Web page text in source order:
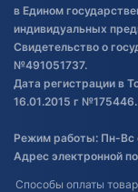
в Едином
индивидуальных
Свидетельство о
№491051737.
Дата регистрации в
16.01.2015 г №175446.
Режим работы: Пн-Вс
Адрес электронной
Способы оплаты